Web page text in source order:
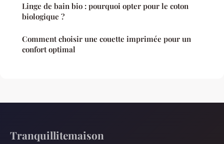
Linge de bain bio : pourquoi opter pour le coton
biologique ?
Comment choisir une couette imprimée pour un
confort optimal
Tranquillitemaison